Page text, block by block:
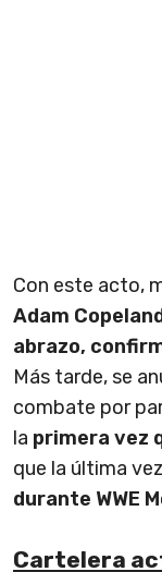
Con este acto,
Adam
abrazo,
Más tarde, se
combate por
la primera vez
que la última
durante WWE
Cartelera